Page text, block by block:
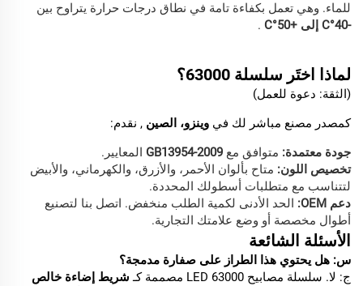
للماء. وهي تعمل بكفاءة تامة في نطاق درجات حرارة يتراوح بين
-40°C إلى +50°C
.
لماذا اختَر سلسلة 63000؟
(الثقة: دعوة للعمل)
كمصدر مصنع مباشر لك في وينزو، الصين , نقدم:
جودة معتمدة: متوافق مع GB13954-2009 المعايير.
تخصيص اللون: متاح بألوان الأحمر، والأزرق، والكهرماني، والأبيض
لتتناسب مع متطلبات أسطولك المحددة.
دعم OEM:
الحد الأدنى لكمية الطلب منخفض. اتصل بنا لتصنيع
أطوال مخصصة أو وضع علامتك التجارية.
الأسئلة الشائعة
س: هل يحتوي هذا الطراز على صفارة مدمجة؟
ج: لا. سلسلة مصابيح LED 63000 مصممة كـ
شريط إضاءة خالص